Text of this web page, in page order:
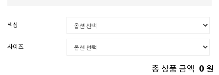
색상
사이즈
총 상품 금액 0 원